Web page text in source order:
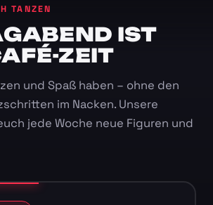
TANZEN
IST
ZEIT
und Spaß haben – ohne den
im Nacken. Unsere
jede Woche neue Figuren und